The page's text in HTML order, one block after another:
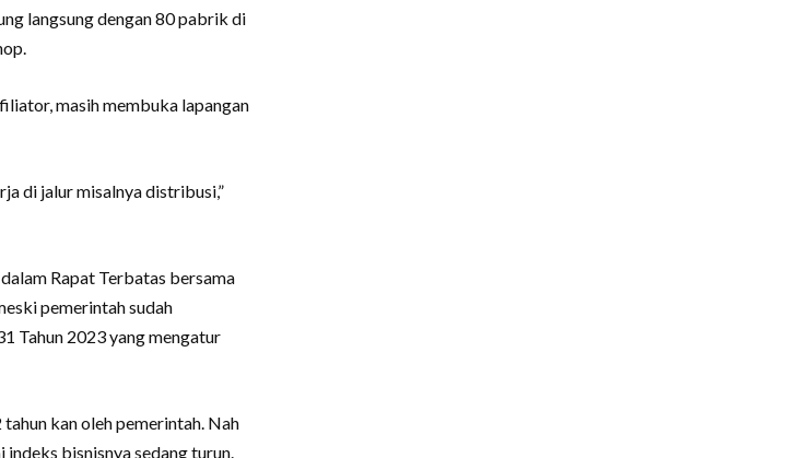
langsung dengan 80 pabrik di
masih membuka lapangan
di jalur misalnya distribusi,”
Rapat Terbatas bersama
pemerintah sudah
Tahun 2023 yang mengatur
kan oleh pemerintah. Nah
bisnisnya sedang turun.